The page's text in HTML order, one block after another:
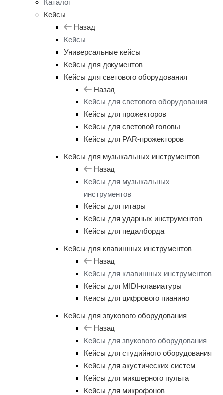
Каталог
Кейсы
Назад
Кейсы
Универсальные кейсы
Кейсы для документов
Кейсы для светового оборудования
Назад
Кейсы для светового оборудования
Кейсы для прожекторов
Кейсы для световой головы
Кейсы для PAR-прожекторов
Кейсы для музыкальных инструментов
Назад
Кейсы для музыкальных
инструментов
Кейсы для гитары
Кейсы для ударных инструментов
Кейсы для педалборда
Кейсы для клавишных инструментов
Назад
Кейсы для клавишных инструментов
Кейсы для MIDI-клавиатуры
Кейсы для цифрового пианино
Кейсы для звукового оборудования
Назад
Кейсы для звукового оборудования
Кейсы для студийного оборудования
Кейсы для акустических систем
Кейсы для микшерного пульта
Кейсы для микрофонов